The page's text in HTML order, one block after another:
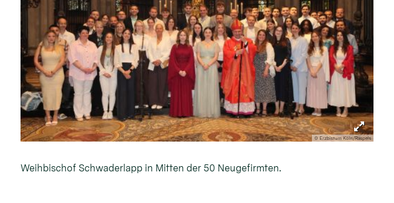
© Erzbistum Köln/Raspels
Weihbischof Schwaderlapp in Mitten der 50 Neugefirmten.